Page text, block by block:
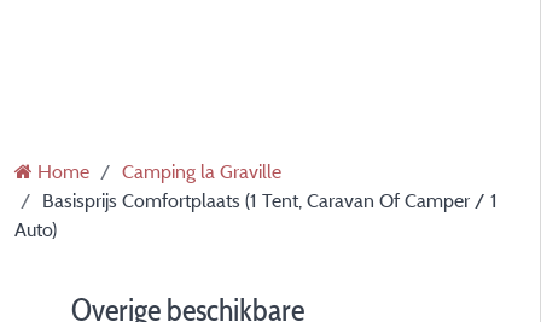
Home
Camping la Graville
Basisprijs Comfortplaats (1 Tent, Caravan Of Camper / 1
Auto)
Overige beschikbare